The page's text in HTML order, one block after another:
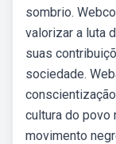
sombrio.
valorizar a luta
suas
sociedade.
cultura do povo
movimento